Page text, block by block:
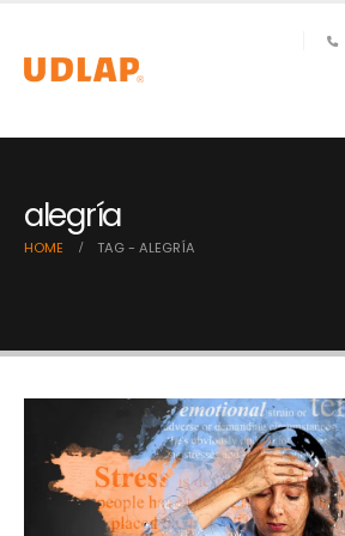
alegría
HOME TAG - ALEGRÍA